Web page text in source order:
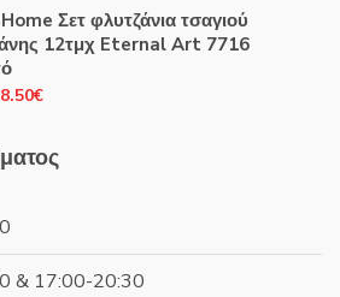
τιμή
είναι:
58.50€.
Σετ φλυτζάνια τσαγιού
12τμχ Eternal Art 7716
€Η
τιμή
& 17:00-20:30